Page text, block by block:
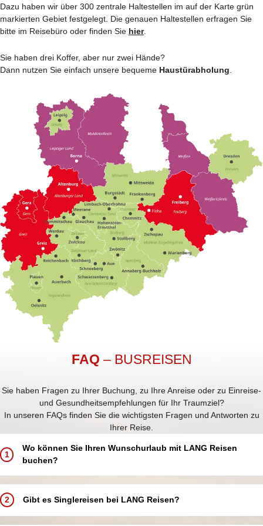
Dazu haben wir über 300 zentrale Haltestellen im auf der Karte grün
markierten Gebiet festgelegt. Die genauen Haltestellen erfragen Sie
bitte im Reisebüro oder finden Sie hier.
Sie haben drei Koffer, aber nur zwei Hände?
Dann nutzen Sie einfach unsere bequeme Haustürabholung
FAQ – BUSREISEN
Sie haben Fragen zu Ihrer Buchung, zu Ihre Anreise oder zu Einreise-
und Gesundheitsempfehlungen für Ihr Traumziel?
In unseren FAQs finden Sie die wichtigsten Fragen und Antworten zu
Ihrer Reise.
1
Wo können Sie Ihren Wunschurlaub mit LANG Reisen
buchen?
Buchen Sie Ihren Traumurlaub ganz einfach und bequem:
In einem unserer 5 LANG Reisebüros in Annaberg-Buchholz, Aue,
Chemnitz, Schwarzenberg und Zwickau
2 Gibt es Singlereisen bei LANG Reisen?